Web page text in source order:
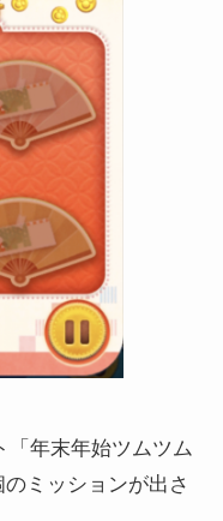
「年末年始ツムツム
ミッションが出さ